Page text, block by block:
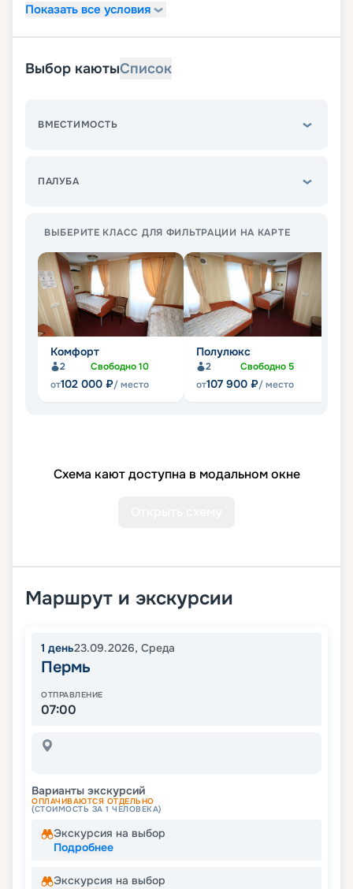
Показать все условия
Выбор каютыСписок
ВМЕСТИМОСТЬ
ПАЛУБА
ВЫБЕРИТЕ КЛАСС ДЛЯ ФИЛЬТРАЦИИ НА КАРТЕ
Комфорт
2 Свободно10
от102 000 ₽/ место
Полулюкс
2 Свободно5
от107 900 ₽/ место
Схема кают доступна в модальном окне
Маршрут и экскурсии
1 день23.09.2026, Среда
Пермь
ОТПРАВЛЕНИЕ
07:00
Варианты экскурсий
ОПЛАЧИВАЮТСЯ ОТДЕЛЬНО
(СТОИМОСТЬ ЗА 1 ЧЕЛОВЕКА)
Экскурсия на выбор
Подробнее
Экскурсия на выбор